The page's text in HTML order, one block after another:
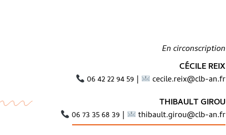
En circonscription
CÉCILE REIX
06 42 22 94 59 |
cecile.reix@clb-an.fr
THIBAULT GIROU
06 73 35 68 39 |
thibault.girou@clb-an.fr